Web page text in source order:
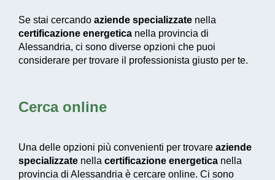
Se stai cercando aziende specializzate nella
certificazione energetica nella provincia di
Alessandria, ci sono diverse opzioni che puoi
considerare per trovare il professionista giusto per te.
Cerca online
Una delle opzioni più convenienti per trovare aziende
specializzate nella certificazione energetica nella
provincia di Alessandria è cercare online. Ci sono